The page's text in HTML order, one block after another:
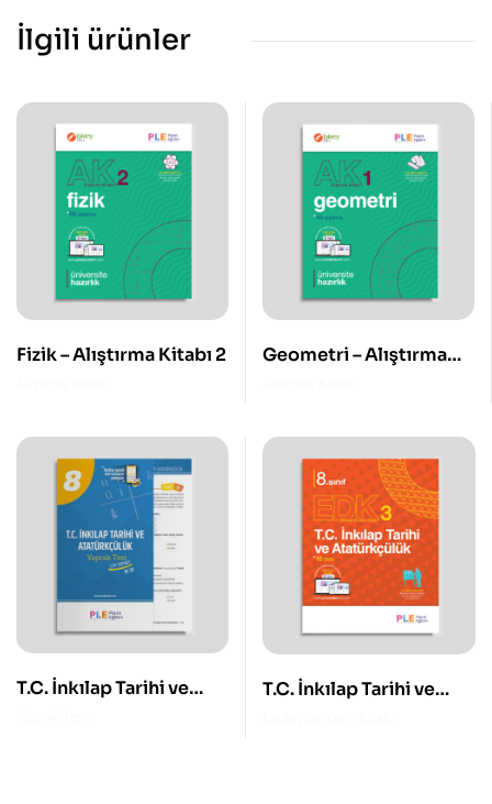
İlgili ürünler
Fizik – Alıştırma Kitabı 2
Geometri – Alıştırma
T.C. İnkılap Tarihi ve
T.C. İnkılap Tarihi ve